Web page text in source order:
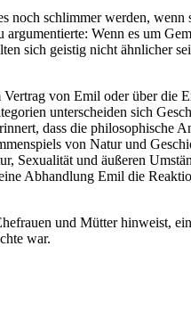
schlimmer werden, wenn
Wenn es um
sich geistig nicht ähnlicher
von Emil oder über die
unterscheiden sich
dass die philosophische
von Natur und
Sexualität und äußeren
Abhandlung Emil die
und Mütter hinweist,
war.